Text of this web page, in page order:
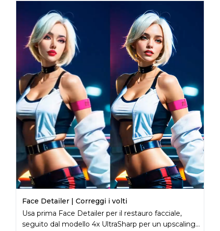
Face Detailer | Correggi i volti
Usa prima Face Detailer per il restauro facciale,
seguito dal modello 4x UltraSharp per un upscaling